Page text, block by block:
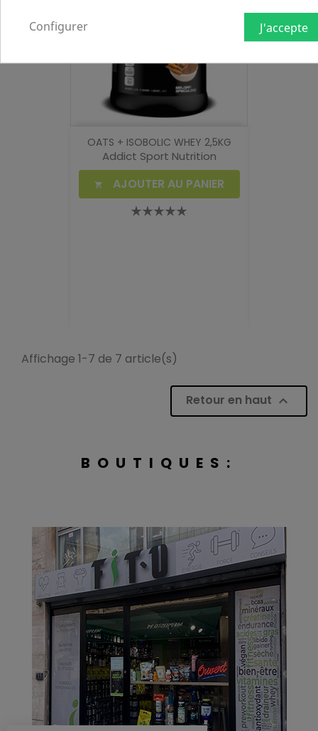
OATS + ISOBOLIC WHEY 2,5KG
Addict Sport Nutrition
 AJOUTER AU PANIER
Affichage 1-7 de 7 article(s)
Retour en haut 
BOUTIQUES:
J'accepte
Configurer